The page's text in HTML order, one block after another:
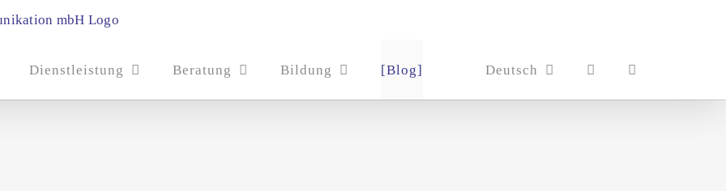
Dienstleistung Beratung Bildung [Blog] Deutsch